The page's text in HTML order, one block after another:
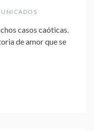
casos caóticas.
de amor que se